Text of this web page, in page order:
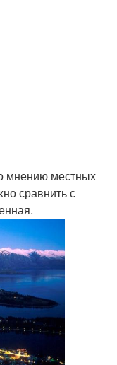
мнению местных
сравнить с